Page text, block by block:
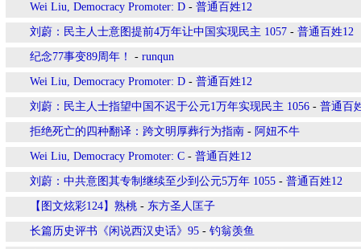
Wei Liu, Democracy Promoter: D - 普通百姓12
刘蔚：民主人士意图提前4万年让中国实现民主 1057 - 普通百姓12
纪念77事变89周年！ - runqun
Wei Liu, Democracy Promoter: D - 普通百姓12
刘蔚：民主人士指望中国不迟于公元1万年实现民主 1056 - 普通百
拒绝死亡的四种翻译：跨文明厚葬行为指南 - 阿妞不牛
Wei Liu, Democracy Promoter: C - 普通百姓12
刘蔚：中共意图其专制继续至少到公元5万年 1055 - 普通百姓12
【图文炫彩124】熟桃 - 东方圣人匡子
长篇历史评书《闲说西汉史话》95 - 钓翁羡鱼